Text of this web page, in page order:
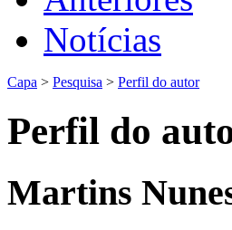
Notícias
Capa > Pesquisa > Perfil do autor
Perfil do
Martins